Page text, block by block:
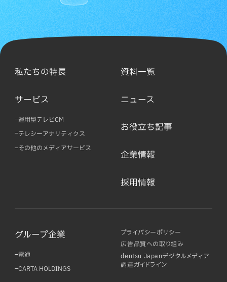
私たちの特長
サービス
運用型テレビCM
テレシーアナリティクス
その他のメディアサービス
資料一覧
ニュース
お役立ち記事
企業情報
採用情報
グループ企業
電通
CARTA HOLDINGS
プライバシーポリシー
広告品質への取り組み
dentsu Japanデジタルメディア
調達ガイドライン